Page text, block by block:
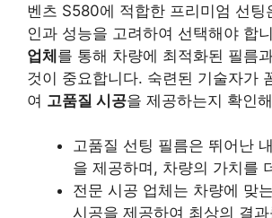
벤츠 S580에 적합한 프리미엄 선팅
인과 성능을 고려하여 선택해야 합
업체를 통해 차량에 최적화된 필름
것이 중요합니다. 숙련된 기술자가
여 고품질 시공을 제공하는지 확인
고품질 선팅 필름은 뛰어난
을 제공하며, 차량의 가치를
전문 시공 업체는 차량에 맞
시공을 제공하여 최상의 결